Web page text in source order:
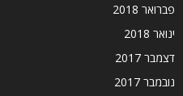
פברואר 2018
ינואר 2018
דצמבר 2017
נובמבר 2017